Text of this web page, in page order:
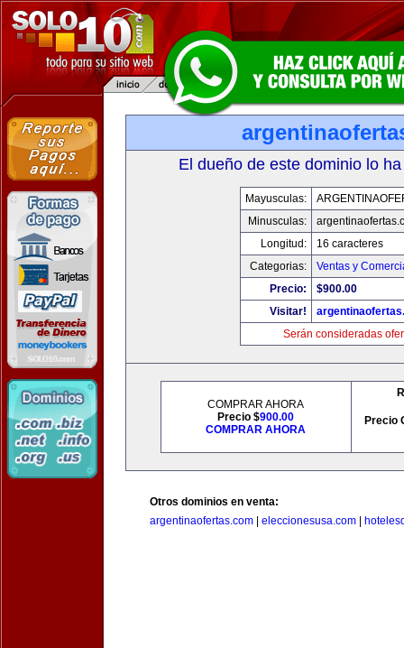
El dueño de este dominio lo
Mayusculas:
Minusculas:
Longitud:
16 caracteres
Categorias:
Ventas y
Precio:
$900.00
Visitar!
Serán consideradas
COMPRAR AHORA
Precio $900.00
COMPRAR AHORA
Precio
Otros dominios en venta:
argentinaofertas.com
eleccionesusa.com